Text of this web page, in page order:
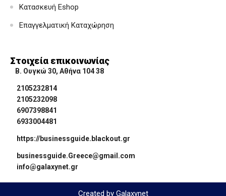
Κατασκευή Eshop
Επαγγελματική Καταχώρηση
Στοιχεία επικοινωνίας
Β. Ουγκώ 30, Αθήνα 104 38
2105232814
2105232098
6907398841
6933004481
https://businessguide.blackout.gr
businessguide.Greece@gmail.com
info@galaxynet.gr
Created by Galaxynet